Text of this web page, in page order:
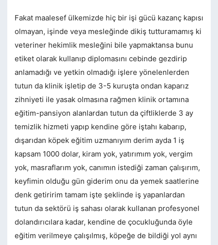
Fakat maalesef ülkemizde hiç bir işi gücü kazanç kapısı
olmayan, işinde veya mesleğinde dikiş tutturamamış ki
veteriner hekimlik mesleğini bile yapmaktansa bunu
etiket olarak kullanıp diplomasını cebinde gezdirip
anlamadığı ve yetkin olmadığı işlere yönelenlerden
tutun da klinik işletip de 3-5 kuruşta ondan kaparız
zihniyeti ile yasak olmasına rağmen klinik ortamına
eğitim-pansiyon alanlardan tutun da çiftliklerde 3 ay
temizlik hizmeti yapıp kendine göre iştahı kabarıp,
dışarıdan köpek eğitim uzmanıyım derim ayda 1 iş
kapsam 1000 dolar, kiram yok, yatırımım yok, vergim
yok, masraflarım yok, canımın istediği zaman çalışırım,
keyfimin olduğu gün giderim onu da yemek saatlerine
denk getiririm tamam işte şeklinde iş yapanlardan
tutun da sektörü iş sahası olarak kullanan profesyonel
dolandırıcılara kadar, kendine de çocukluğunda öyle
eğitim verilmeye çalışılmış, köpeğe de bildiği yol aynı